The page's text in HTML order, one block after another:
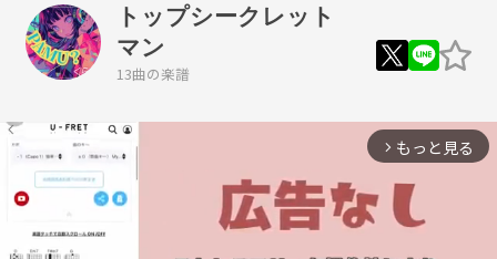
トップシークレット
マン
13曲の楽譜
arrow_forward_ios もっと見る